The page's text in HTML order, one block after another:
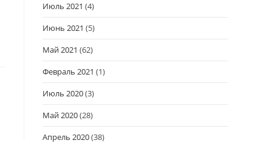
Июль 2021 (4)
Июнь 2021 (5)
Май 2021 (62)
Февраль 2021 (1)
Июль 2020(3)
Май 2020(28)
Апрель 2020(38)